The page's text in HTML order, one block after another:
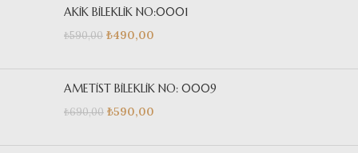
AKİK BİLEKLİK NO:0001
₺590,00 ₺490,00
AMETİST BİLEKLİK NO: 0009
₺690,00 ₺590,00